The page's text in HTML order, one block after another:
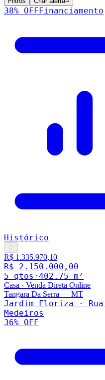
38% OFFFinanciamento
Histórico
♡
R$ 1.335.970,10
R$ 2.150.000,00
5 qtos · 402.75 m²
Casa · Venda Direta Online
Tangara Da Serra — MT
Jardim Floriza ·
Medeiros
36% OFF